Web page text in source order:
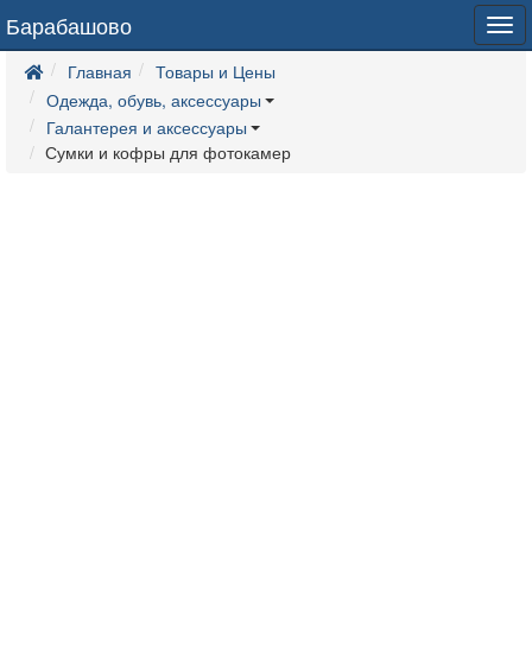
Барабашово
Главная
Товары и Цены
Одежда, обувь, аксессуары
Галантерея и аксессуары
Сумки и кофры для фотокамер